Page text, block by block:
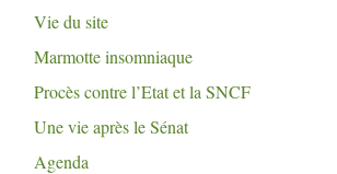
Vie du site
Marmotte insomniaque
Procès contre l’Etat et la SNCF
Une vie après le Sénat
Agenda